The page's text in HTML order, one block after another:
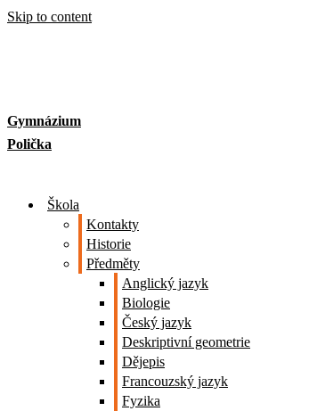
Skip to content
Gymnázium
Polička
Škola
Kontakty
Historie
Předměty
Anglický jazyk
Biologie
Český jazyk
Deskriptivní geometrie
Dějepis
Francouzský jazyk
Fyzika